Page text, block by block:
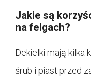
Jakie są
na felgach?
Dekielki mają kilka
śrub i piast przed